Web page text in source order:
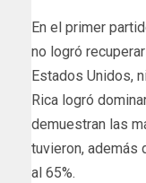
En el primer
no logró
Estados Unidos,
Rica logró
demuestran las
tuvieron, además
al 65%.